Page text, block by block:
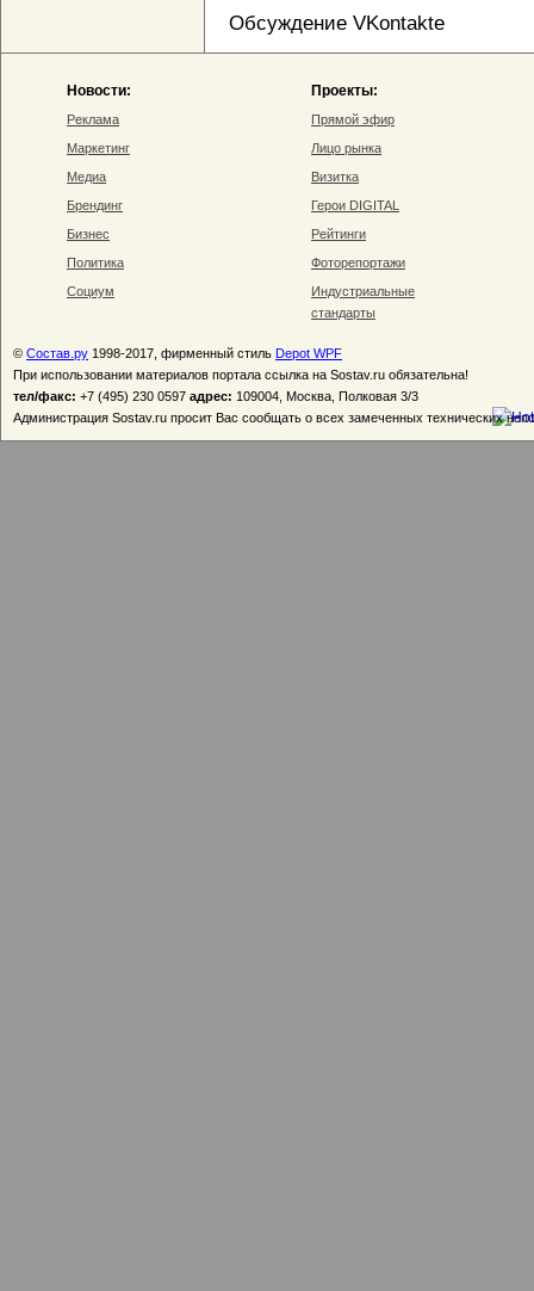
Обсуждение VKontakte
Новости:
Реклама
Маркетинг
Медиа
Брендинг
Бизнес
Политика
Социум
Проекты:
Прямой эфир
Лицо рынка
Визитка
Герои DIGITAL
Рейтинги
Фоторепортажи
Индустриальные
стандарты
© Состав.ру 1998-2017, фирменный стиль Depot WPF
При использовании материалов портала ссылка на Sostav.ru обязательна!
тел/факс: +7 (495) 230 0597 адрес: 109004, Москва, Полковая 3/3
Администрация Sostav.ru просит Вас сообщать о всех замеченных технических